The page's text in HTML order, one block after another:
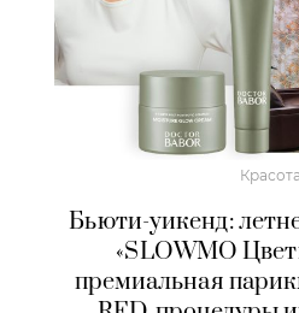
Красота
Бьюти-уикенд:
«SLOWMO
премиальная